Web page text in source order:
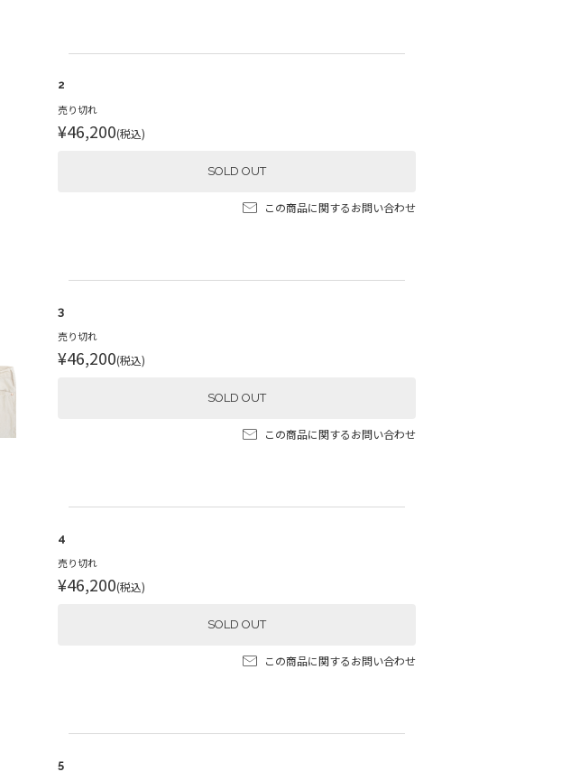
2
売り切れ
¥46,200(税込)
SOLD OUT
この商品に関するお問い合わせ
3
売り切れ
¥46,200(税込)
SOLD OUT
この商品に関するお問い合わせ
4
売り切れ
¥46,200(税込)
SOLD OUT
この商品に関するお問い合わせ
5